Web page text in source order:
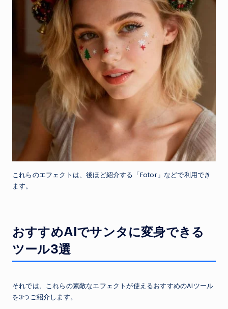
これらのエフェクトは、後ほど紹介する「Fotor」などで利用でき
ます。
おすすめAIでサンタに変身できる
ツール3選
それでは、これらの素敵なエフェクトが使えるおすすめのAIツール
を3つご紹介します。